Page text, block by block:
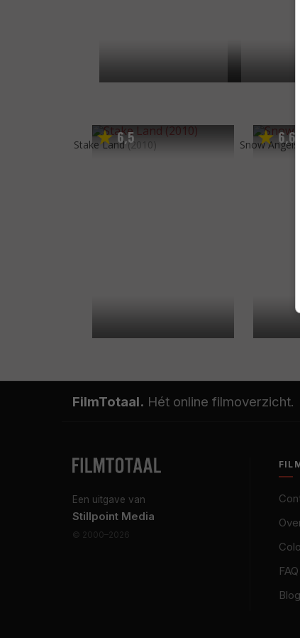
6,5
Stake Land (2010) 6,6
Snow Angels
FilmTotaal. Hét online filmoverzicht.
Een uitgave van
Stillpoint Media
© 2000–2026
FAQ
Blog